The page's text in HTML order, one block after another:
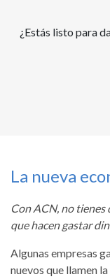
¿Estás listo para
La nueva
Con ACN, no tienes
que hacen gastar
Algunas empresas
nuevos que llamen